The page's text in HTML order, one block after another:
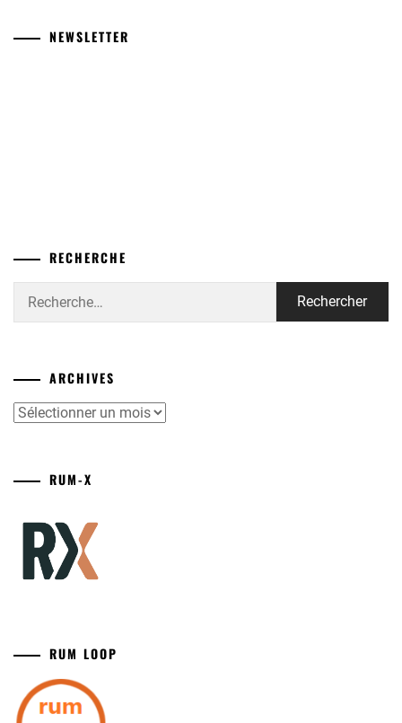
NEWSLETTER
RECHERCHE
ARCHIVES
Archives
RUM-X
RUM LOOP